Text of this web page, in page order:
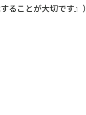
ことが大切です』）